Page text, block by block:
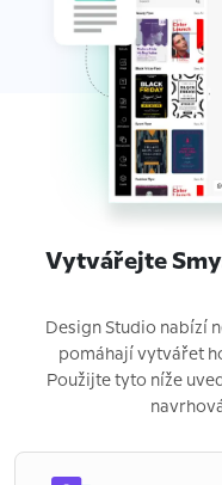
Vytvářejte
Design Studio nabízí
pomáhají vytvářet
Použijte tyto níže